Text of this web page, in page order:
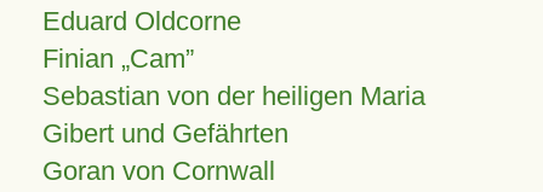
Eduard Oldcorne
Finian Cam
Sebastian von der heiligen Maria
Gibert und Gefährten
Goran von Cornwall